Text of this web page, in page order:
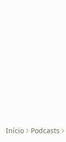
Início Podcasts